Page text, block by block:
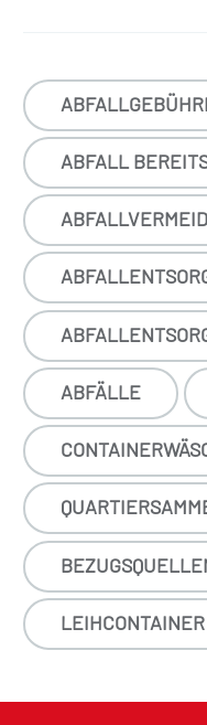
ABFALL
ABFÄLLE
LEIHCONTAINER